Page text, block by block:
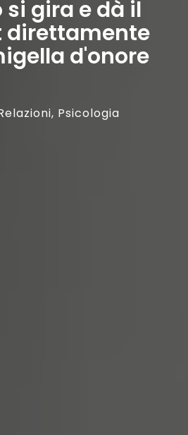
gira e dà il
direttamente
d'onore
, Psicologia